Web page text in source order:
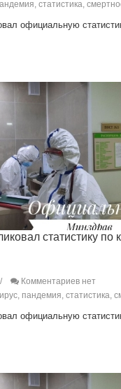
статистика,
официальную
статистику по
Комментариев нет
пандемия, статистика,
официальную